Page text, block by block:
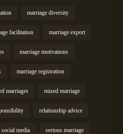
marriage diversity
marriage export
facilitation
marriage motivations
marriage registration
mixed marriage
marriages
relationship advice
serious marriage
social media